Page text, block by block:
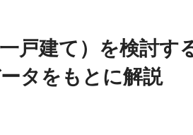
戸建て）を検討す
タをもとに解説